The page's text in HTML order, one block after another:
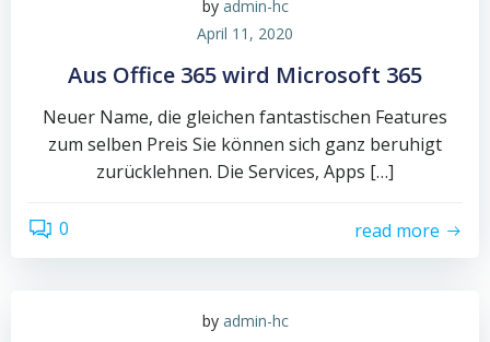
by admin-hc
April 11, 2020
Aus Office 365 wird Microsoft 365
Neuer Name, die gleichen fantastischen Features
zum selben Preis Sie können sich ganz beruhigt
zurücklehnen. Die Services, Apps […]
0 read more
by admin-hc